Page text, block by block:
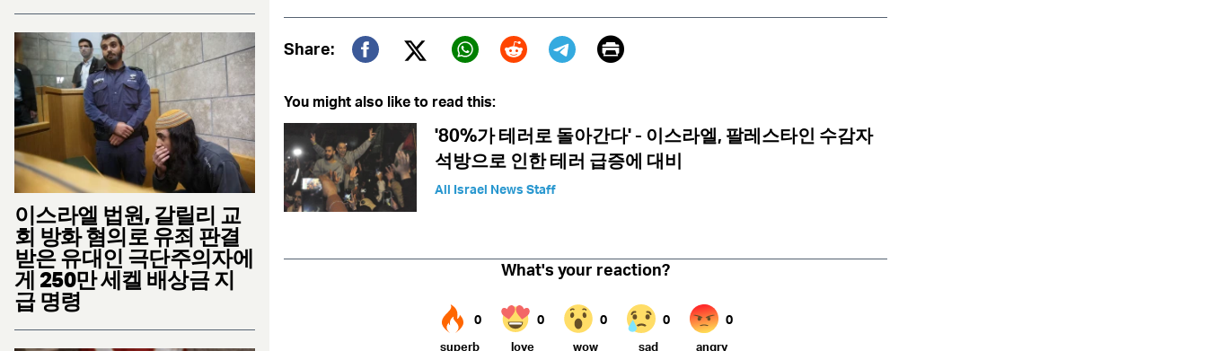
이스라엘 법원, 갈릴리 교
회 방화 혐의로 유죄 판결
받은 유대인 극단주의자에
게 250만 세켈 배상금 지
급 명령
Share:
Twitter (X)
Print
You might also like to read this:
'80%가 테러로 돌아간다' - 이스라엘, 팔레스타인 수감자
석방으로 인한 테러 급증에 대비
All Israel News Staff